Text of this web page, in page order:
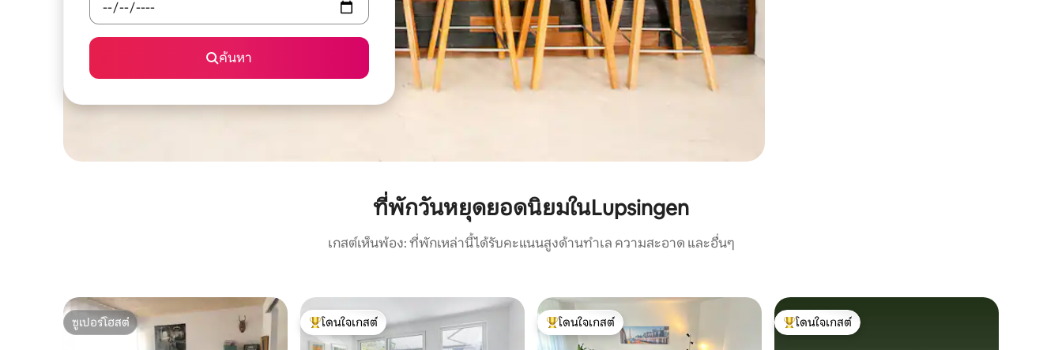
ค้นหา
ที่พักวันหยุดยอดนิยมในLupsingen
เกสต์เห็นพ้อง: ที่พักเหล่านี้ได้รับคะแนนสูงด้านทำเล ความสะอาด และอื่นๆ
ซูเปอร์โฮสต์
ซูเปอร์โฮสต์
โดนใจเกสต์ที่สุด
โดนใจเกสต์
โดนใจเกสต์ที่สุด
โดนใจเกสต์
โดนใจเกสต์ที่สุด
โดนใจเกสต์